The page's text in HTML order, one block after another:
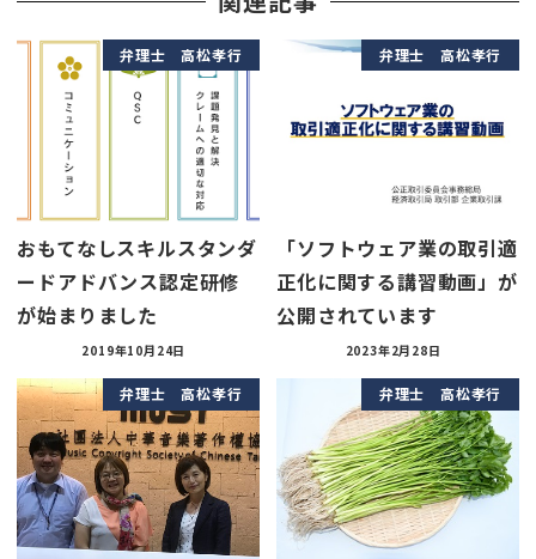
弁理士 高松孝行
おもてなしスキルスタンダ
ードアドバンス認定研修
が始まりました
2019年10月24日
弁理士 高松孝行
「ソフトウェア業の取引適
正化に関する講習動画」が
公開されています
2023年2月28日
弁理士 高松孝行 弁理士 高松孝行